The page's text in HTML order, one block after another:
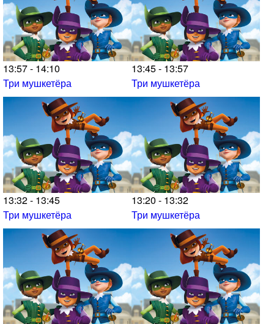
13:57 - 14:10
Три мушкетёра
13:45 - 13:57
Три мушкетёра
13:32 - 13:45
Три мушкетёра
13:20 - 13:32
Три мушкетёра